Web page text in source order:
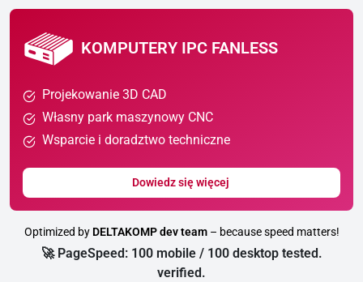
KOMPUTERY IPC FANLESS
Projekowanie 3D CAD
Własny park maszynowy CNC
Wsparcie i doradztwo techniczne
Dowiedz się więcej
Optimized by DELTAKOMP dev team– because speed matters!
🚀 PageSpeed: 100 mobile / 100 desktop tested.
verified.